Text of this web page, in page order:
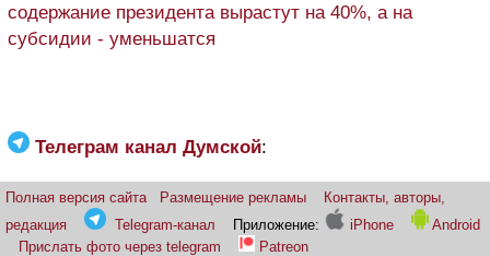
содержание президента вырастут на 40%, а на
субсидии - уменьшатся
Телеграм канал Думской:
Полная версия сайта Размещение рекламы
Контакты, авторы,
редакция
Telegram-канал Приложение: iPhone
Android
Прислать фото через telegram
Patreon